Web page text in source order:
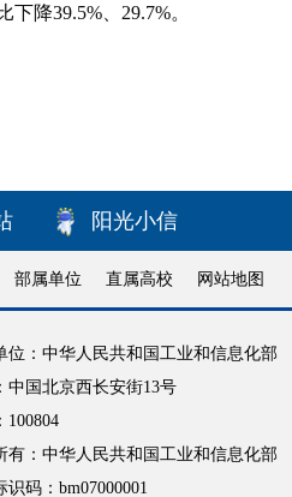
降39.5%、29.7%。
阳光小信
部属单位 直属高校 网站地图
位：中华人民共和国工业和信息化部
中国北京西长安街13号
100804
有：中华人民共和国工业和信息化部
识码：bm07000001